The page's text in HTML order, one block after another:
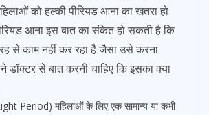
को हल्की पीरियड आना का खतरा हो
आना इस बात का संकेत हो सकती है कि
से काम नहीं कर रहा है जैसा उसे करना
डॉक्टर से बात करनी चाहिए कि इसका क्या
Period) महिलाओं के लिए एक सामान्य या कभी-